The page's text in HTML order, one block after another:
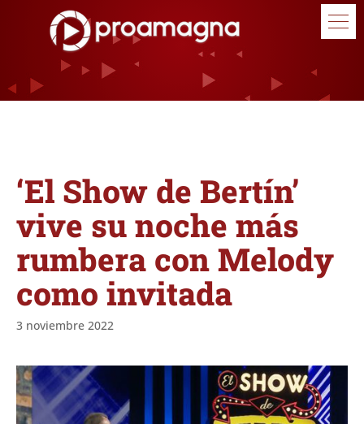
‘El Show de Bertín’
vive su noche más
rumbera con Melody
como invitada
3 noviembre 2022